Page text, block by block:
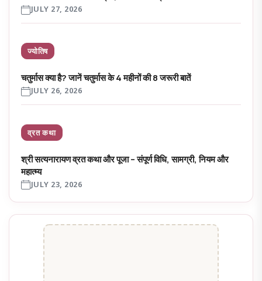
JULY 27, 2026
ज्योतिष
चतुर्मास क्या है? जानें चतुर्मास के 4 महीनों की 8 जरूरी बातें
JULY 26, 2026
व्रत कथा
श्री सत्यनारायण व्रत कथा और पूजा – संपूर्ण विधि, सामग्री, नियम और
महात्म्य
JULY 23, 2026